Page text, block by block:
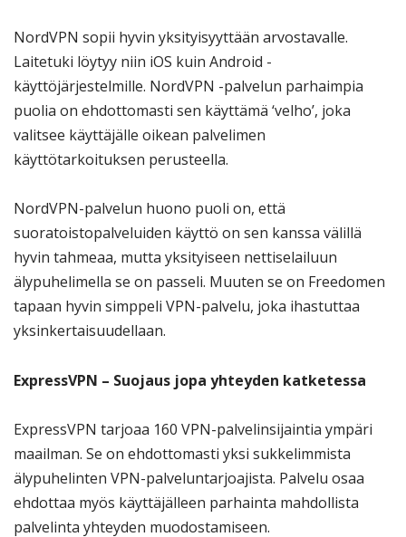
NordVPN sopii hyvin yksityisyyttään arvostavalle.
Laitetuki löytyy niin iOS kuin Android -
käyttöjärjestelmille. NordVPN -palvelun parhaimpia
puolia on ehdottomasti sen käyttämä ‘velho’, joka
valitsee käyttäjälle oikean palvelimen
käyttötarkoituksen perusteella.
NordVPN-palvelun huono puoli on, että
suoratoistopalveluiden käyttö on sen kanssa välillä
hyvin tahmeaa, mutta yksityiseen nettiselailuun
älypuhelimella se on passeli. Muuten se on Freedomen
tapaan hyvin simppeli VPN-palvelu, joka ihastuttaa
yksinkertaisuudellaan.
ExpressVPN – Suojaus jopa yhteyden katketessa
ExpressVPN tarjoaa 160 VPN-palvelinsijaintia ympäri
maailman. Se on ehdottomasti yksi sukkelimmista
älypuhelinten VPN-palveluntarjoajista. Palvelu osaa
ehdottaa myös käyttäjälleen parhainta mahdollista
palvelinta yhteyden muodostamiseen.